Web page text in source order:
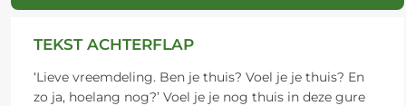
TEKST ACHTERFLAP
‘Lieve vreemdeling. Ben je thuis? Voel je je thuis? En
zo ja, hoelang nog?’ Voel je je nog thuis in deze gure